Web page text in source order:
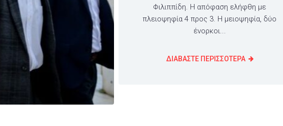
Φιλιππίδη. Η απόφαση ελήφθη με
πλειοψηφία 4 προς 3. Η μειοψηφία, δύο
ένορκοι...
ΔΙΑΒΑΣΤΕ ΠΕΡΙΣΣΟΤΕΡΑ